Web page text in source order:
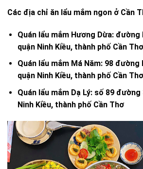
Các địa chỉ ăn lẩu mắm ngon ở Cần
Quán lẩu mắm Hương Dừa:
quận Ninh Kiều, thành phố Cần Thơ
Quán lẩu mắm Má Năm: 98 đường
quận Ninh Kiều, thành phố Cần Thơ
Quán lẩu mắm Dạ Lý: số 89
Ninh Kiều, thành phố Cần Thơ